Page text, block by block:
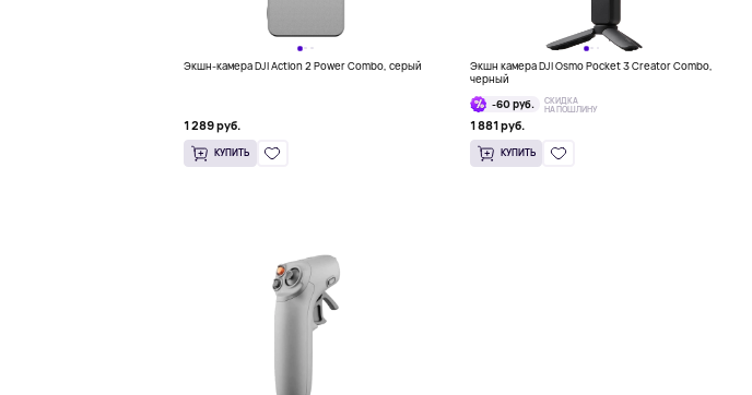
Экшн-камера DJI Action 2 Power Combo, серый
1 289 руб.
КУПИТЬ
Экшн камера DJI Osmo Pocket 3 Creator Combo,
черный
-60 руб.
СКИДКА
НА ПОШЛИНУ
1 881 руб.
КУПИТЬ